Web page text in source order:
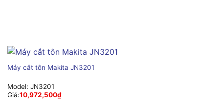
Máy cắt tôn Makita JN3201
Model: JN3201
Giá:10,972,500₫